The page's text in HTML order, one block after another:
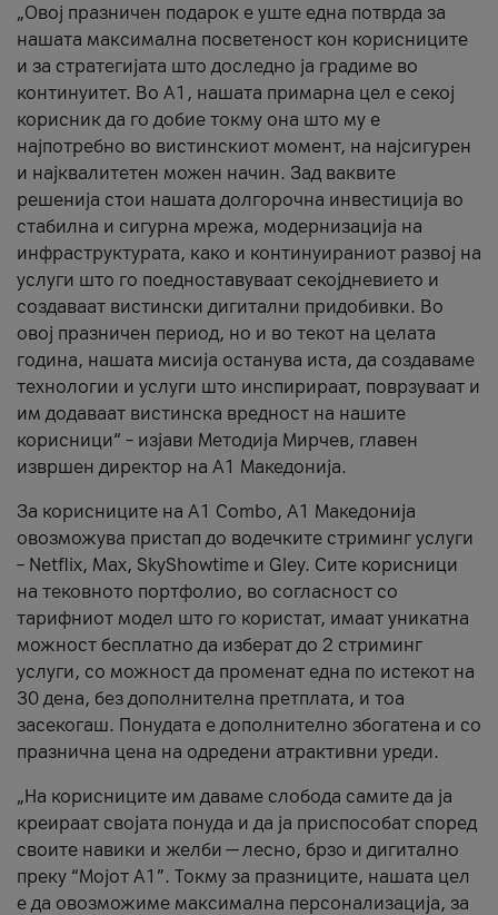
„Овој празничен подарок е уште една потврда за
нашата максимална посветеност кон корисниците
и за стратегијата што доследно ја градиме во
континуитет. Во А1, нашата примарна цел е секој
корисник да го добие токму она што му е
најпотребно во вистинскиот момент, на најсигурен
и најквалитетен можен начин. Зад ваквите
решенија стои нашата долгорочна инвестиција во
стабилна и сигурна мрежа, модернизација на
инфраструктурата, како и континуираниот развој на
услуги што го поедноставуваат секојдневието и
создаваат вистински дигитални придобивки. Во
овој празничен период, но и во текот на целата
година, нашата мисија останува иста, да создаваме
технологии и услуги што инспирираат, поврзуваат и
им додаваат вистинска вредност на нашите
корисници“ – изјави Методија Мирчев, главен
извршен директор на А1 Македонија.
За корисниците на A1 Combo, А1 Македонија
овозможува пристап до водечките стриминг услуги
– Netflix, Max, SkyShowtime и Gley. Сите корисници
на тековното портфолио, во согласност со
тарифниот модел што го користат, имаат уникатна
можност бесплатно да изберат до 2 стриминг
услуги, со можност да променат една по истекот на
30 дена, без дополнителна претплата, и тоа
засекогаш. Понудата е дополнително збогатена и со
празнична цена на одредени атрактивни уреди.
„На корисниците им даваме слобода самите да ја
креираат својата понуда и да ја приспособат според
своите навики и желби — лесно, брзо и дигитално
преку “Мојот А1”. Токму за празниците, нашата цел
е да овозможиме максимална персонализација, за